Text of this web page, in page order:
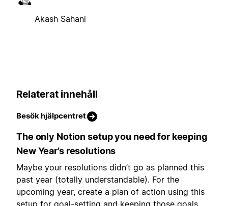
Akash Sahani
Relaterat innehåll
Besök hjälpcentret
The only Notion setup you need for keeping
New Year’s resolutions
Maybe your resolutions didn’t go as planned this
past year (totally understandable). For the
upcoming year, create a plan of action using this